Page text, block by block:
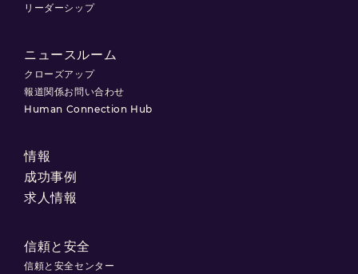
リーダーシップ
ニュースルーム
クローズアップ
報道関係お問い合わせ
Human Connection Hub
情報
成功事例
求人情報
信頼と安全
信頼と安全センター